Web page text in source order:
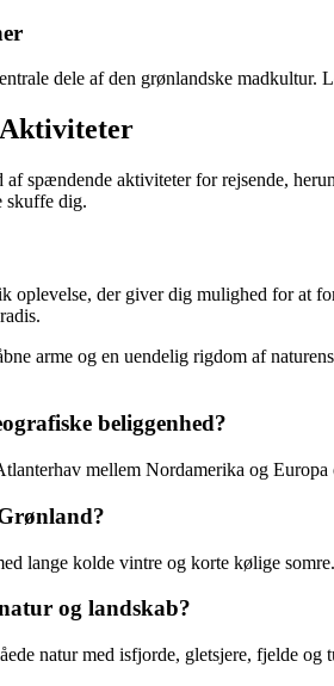
dele af den grønlandske madkultur.
Aktiviteter
spændende aktiviteter for rejsende,
skuffe dig.
oplevelse, der giver dig mulighed for at
arme og en uendelig rigdom af
beliggenhed?
mellem Nordamerika og Europa
lange kolde vintre og korte kølige
og landskab?
natur med isfjorde, gletsjere, fjelde